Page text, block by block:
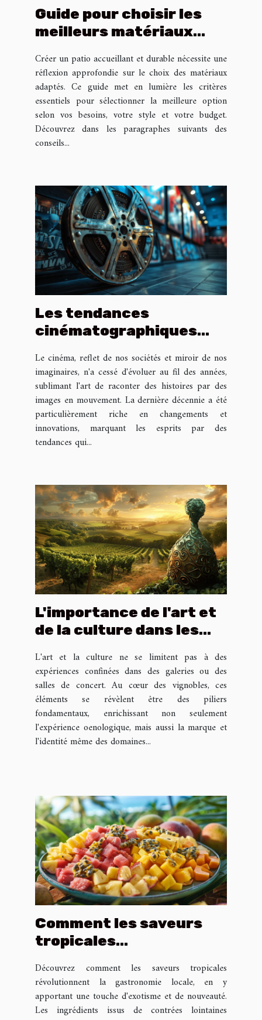
Guide pour choisir les
meilleurs matériaux
Créer un patio accueillant et durable nécessite une
réflexion approfondie sur le choix des matériaux
adaptés. Ce guide met en lumière les critères
essentiels pour sélectionner la meilleure option
selon vos besoins, votre style et votre budget.
Découvrez dans les paragraphes suivants des
conseils...
Les tendances
cinématographiques
dernière décennie
Le cinéma, reflet de nos sociétés et miroir de nos
imaginaires, n'a cessé d'évoluer au fil des années,
sublimant l'art de raconter des histoires par des
images en mouvement. La dernière décennie a été
particulièrement riche en changements et
innovations, marquant les esprits par des
tendances qui...
L'importance de l'art et
de la culture dans les
viticoles
L'art et la culture ne se limitent pas à des
expériences confinées dans des galeries ou des
salles de concert. Au cœur des vignobles, ces
éléments se révèlent être des piliers
fondamentaux, enrichissant non seulement
l'expérience oenologique, mais aussi la marque et
l'identité même des domaines...
Comment les saveurs
tropicales
gastronomie locale
Découvrez comment les saveurs tropicales
révolutionnent la gastronomie locale, en y
apportant une touche d'exotisme et de nouveauté.
Les ingrédients issus de contrées lointaines